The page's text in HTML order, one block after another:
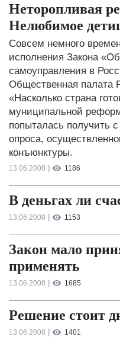
Неторопливая
Нелюбимое
Совсем немного
исполнения Закона
самоуправления в
Общественная палата
«Насколько страна
муниципальной
попыталась получить
опроса,
конъюнктуры.
13.06.2008 | 1186
В деньгах ли
13.06.2008 | 1153
Закон мало
применять
13.06.2008 | 1685
Решение стоит
13.06.2008 | 1401